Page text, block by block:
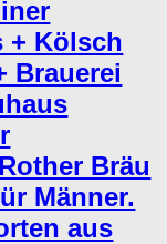
+ Kölsch
Brauerei
Bräu
Männer.
aus